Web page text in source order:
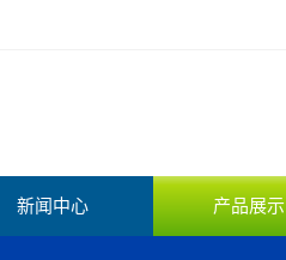
新闻中心 产品展示